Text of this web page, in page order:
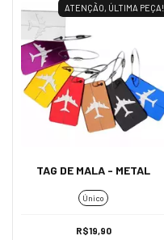
ATENÇÃO, ÚLTIMA PEÇA!
TAG DE MALA - METAL
Único
R$19,90